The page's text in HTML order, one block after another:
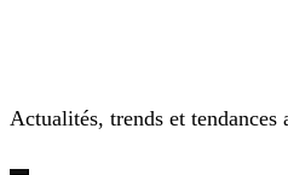
Actualités, trends et tendances